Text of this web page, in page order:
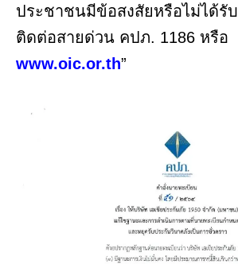
ประชาชนมีข้อสงสัยหรือไม่ได้รั
ติดต่อสายด่วน คปภ. 1186 หรือ
www.oic.or.th”